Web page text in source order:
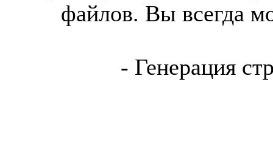
файлов. Вы всегда
- Генерация